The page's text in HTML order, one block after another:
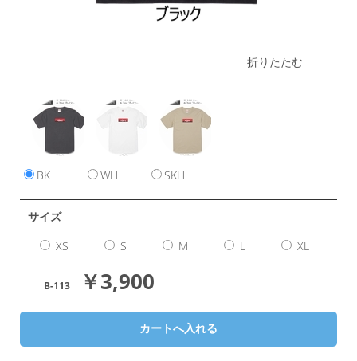
折りたたむ
BK WH SKH
サイズ
XS S M L XL
B-113 ￥3,900